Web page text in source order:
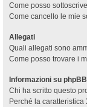
Come posso
Come cancello le mie
Allegati
Quali allegati sono
Come posso trovare i
Informazioni su phpBB
Chi ha scritto questo
Perché la